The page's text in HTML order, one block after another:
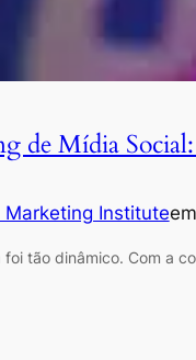
de Mídia
Marketing Institute
tão dinâmico. Com a